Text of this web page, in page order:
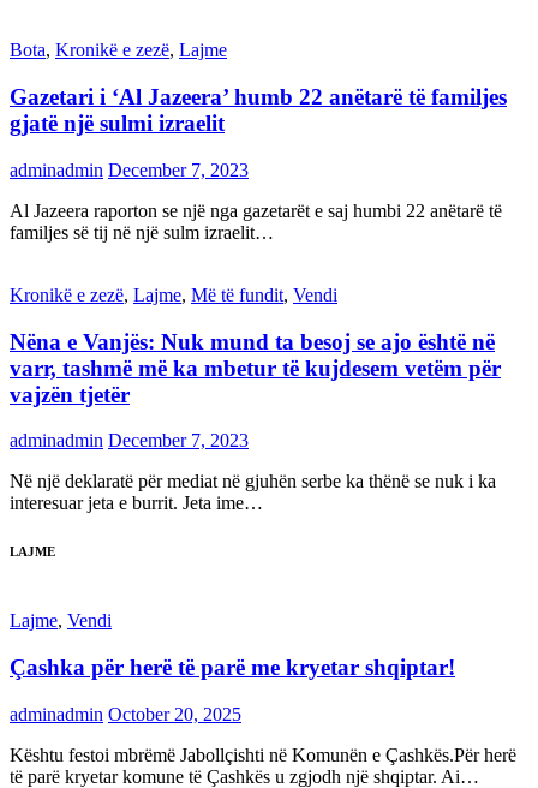
Bota, Kronikë e zezë, Lajme
Gazetari i ‘Al Jazeera’ humb 22 anëtarë të familjes
gjatë një sulmi izraelit
adminadmin December 7, 2023
Al Jazeera raporton se një nga gazetarët e saj humbi 22 anëtarë të
familjes së tij në një sulm izraelit…
Kronikë e zezë, Lajme, Më të fundit, Vendi
Nëna e Vanjës: Nuk mund ta besoj se ajo është në
varr, tashmë më ka mbetur të kujdesem vetëm për
vajzën tjetër
adminadmin December 7, 2023
Në një deklaratë për mediat në gjuhën serbe ka thënë se nuk i ka
interesuar jeta e burrit. Jeta ime…
LAJME
Lajme, Vendi
Çashka për herë të parë me kryetar shqiptar!
adminadmin October 20, 2025
Kështu festoi mbrëmë Jabollçishti në Komunën e Çashkës.Për herë
të parë kryetar komune të Çashkës u zgjodh një shqiptar. Ai…